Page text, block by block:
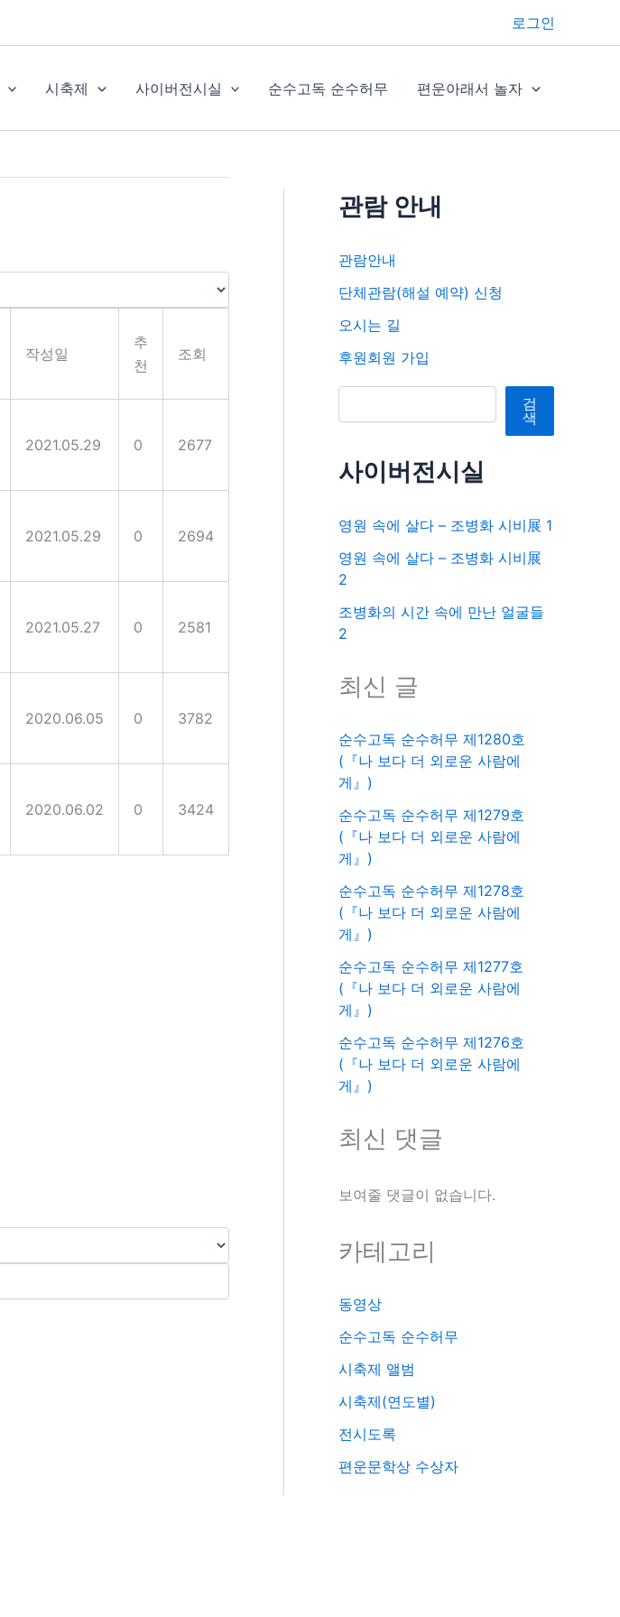
로그인
시축제 사이버전시실 순수고독 순수허무 편운아래서 놀자
작성일
추
천
조회
2021.05.29 0 2677
2021.05.29 0 2694
2021.05.27 0 2581
2020.06.05 0 3782
2020.06.02 0 3424
관람 안내
관람안내
단체관람(해설 예약) 신청
오시는 길
후원회원 가입
검
색
사이버전시실
영원 속에 살다 – 조병화 시비展 1
영원 속에 살다 – 조병화 시비展
2
조병화의 시간 속에 만난 얼굴들
2
최신 글
순수고독 순수허무 제1280호
(『나 보다 더 외로운 사람에
게』)
순수고독 순수허무 제1279호
(『나 보다 더 외로운 사람에
게』)
순수고독 순수허무 제1278호
(『나 보다 더 외로운 사람에
게』)
순수고독 순수허무 제1277호
(『나 보다 더 외로운 사람에
게』)
순수고독 순수허무 제1276호
(『나 보다 더 외로운 사람에
게』)
최신 댓글
보여줄 댓글이 없습니다.
카테고리
동영상
순수고독 순수허무
시축제 앨범
시축제(연도별)
전시도록
편운문학상 수상자